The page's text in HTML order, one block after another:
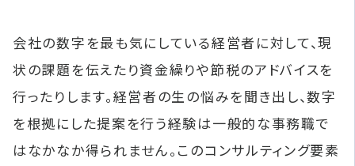
会社の数字を最も気にしている経営者に対して、現
状の課題を伝えたり資金繰りや節税のアドバイスを
行ったりします。経営者の生の悩みを聞き出し、数字
を根拠にした提案を行う経験は一般的な事務職で
はなかなか得られません。このコンサルティング要素